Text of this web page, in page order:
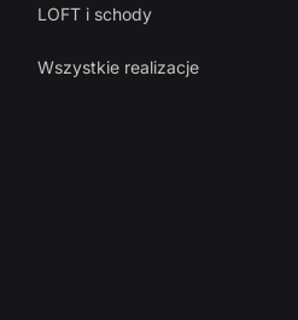
LOFT i schody
Wszystkie realizacje